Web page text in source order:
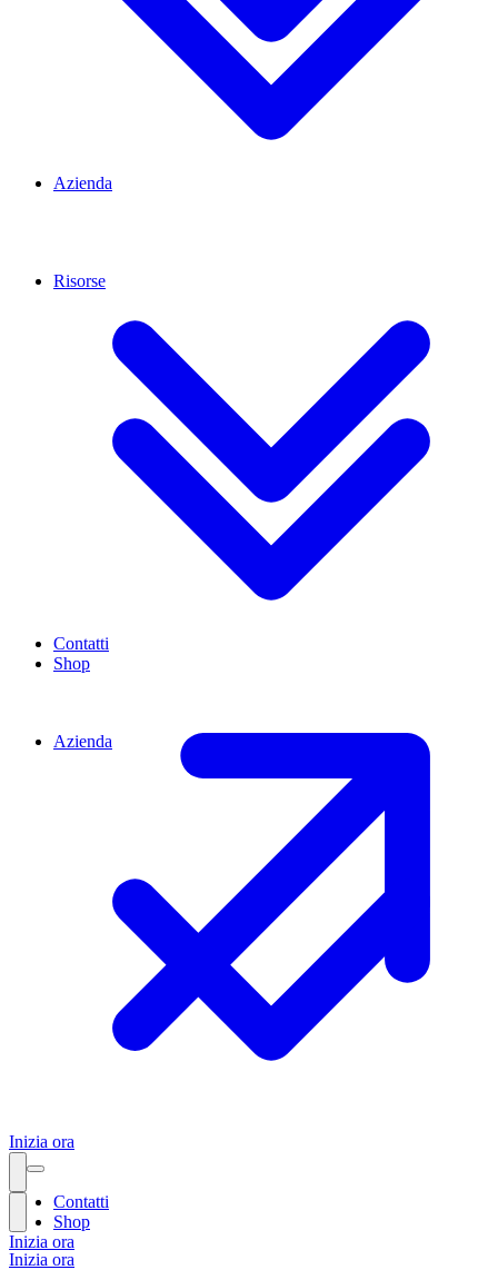
Azienda
Contatti
Shop
Inizia ora
Inizia ora
Risorse
Azienda
Contatti
Shop
Inizia ora